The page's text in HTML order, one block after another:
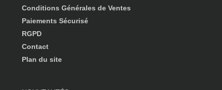
Conditions Générales de Ventes
Paiements Sécurisé
RGPD
Contact
Plan du site